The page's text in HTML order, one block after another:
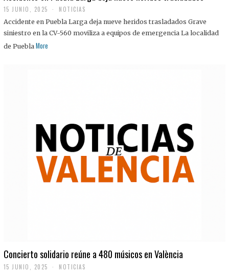
15 JUNIO, 2025 NOTICIAS
Accidente en Puebla Larga deja nueve heridos trasladados Grave
siniestro en la CV-560 moviliza a equipos de emergencia La localidad
de Puebla More
Concierto solidario reúne a 480 músicos en València
15 JUNIO, 2025 NOTICIAS